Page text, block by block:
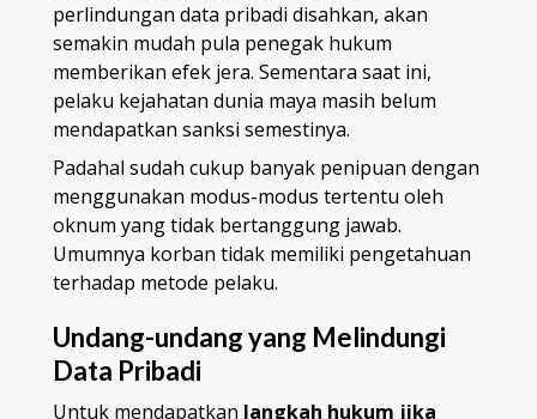
perlindungan data pribadi disahkan, akan
semakin mudah pula penegak hukum
memberikan efek jera. Sementara saat ini,
pelaku kejahatan dunia maya masih belum
mendapatkan sanksi semestinya.
Padahal sudah cukup banyak penipuan dengan
menggunakan modus-modus tertentu oleh
oknum yang tidak bertanggung jawab.
Umumnya korban tidak memiliki pengetahuan
terhadap metode pelaku.
Undang-undang yang Melindungi
Data Pribadi
Untuk mendapatkan langkah hukum jika